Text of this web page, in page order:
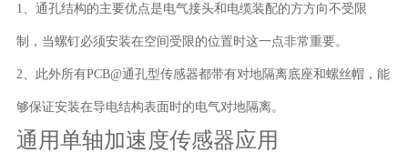
1、通孔结构的主要优点是电气接头和电缆装配的方方向不受限
制，当螺钉必须安装在空间受限的位置时这一点非常重要。
2、此外所有PCB@通孔型传感器都带有对地隔离底座和螺丝帽，能
够保证安装在导电结构表面时的电气对地隔离。
通用单轴加速度传感器应用